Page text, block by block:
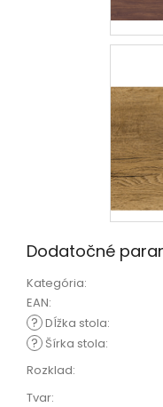
Dodatočné
Kategória:
EAN:
? Dĺžka stola:
? Šírka stola:
Rozklad:
Tvar: